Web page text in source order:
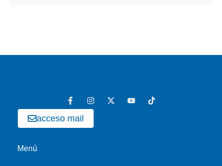
acceso mail
Menú